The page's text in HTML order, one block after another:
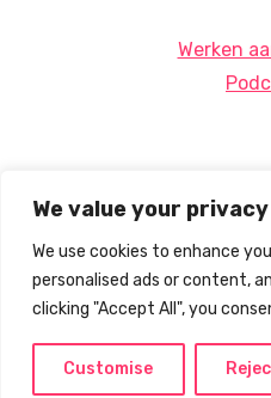
We value your privacy
We use cookies to enhance
personalised ads or content,
clicking "Accept All", you
Customise
Werken